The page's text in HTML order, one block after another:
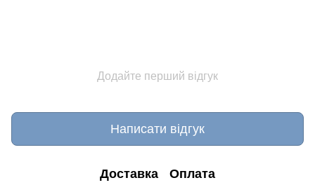
Додайте перший відгук
Написати відгук
Доставка Оплата